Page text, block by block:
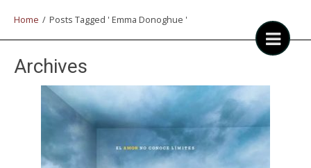
Home / Posts Tagged ' Emma Donoghue '
Archives